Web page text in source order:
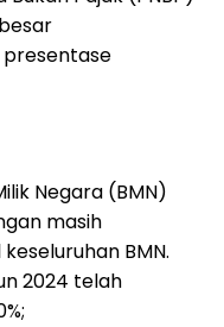
presentase
Negara (BMN)
masih
BMN.
2024 telah